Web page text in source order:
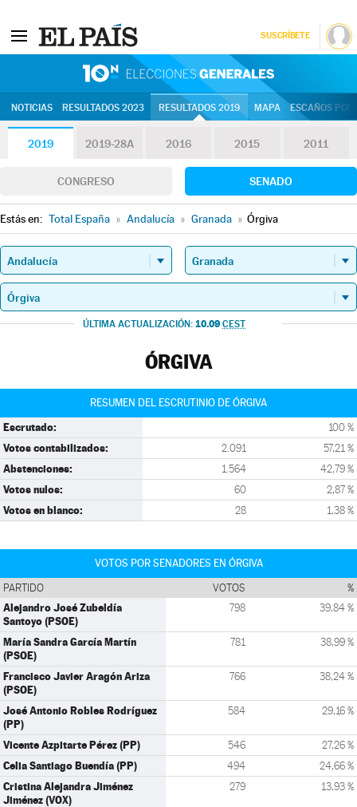
SUSCRÍBETE
NOTICIAS RESULTADOS 2023 RESULTADOS 2019 MAPA ESCAÑOS
2019 2019-28A 2016 2015 2011
CONGRESO SENADO
Estás en: Total España » Andalucía » Granada » Órgiva
ÚLTIMA ACTUALIZACIÓN: 10.09 CEST
ÓRGIVA
RESUMEN DEL ESCRUTINIO DE ÓRGIVA
Escrutado: 100 %
Votos contabilizados: 2.091 57,21 %
Abstenciones: 1.564 42,79 %
Votos nulos: 60 2,87 %
Votos en blanco: 28 1,38 %
VOTOS POR SENADORES EN ÓRGIVA
PARTIDO VOTOS %
Alejandro José Zubeldía
Santoyo (PSOE)
798 39,84 %
María Sandra García Martín
(PSOE)
781 38,99 %
Francisco Javier Aragón Ariza
(PSOE)
766 38,24 %
José Antonio Robles Rodríguez
(PP)
584 29,16 %
Vicente Azpitarte Pérez (PP) 546 27,26 %
Celia Santiago Buendía (PP) 494 24,66 %
Cristina Alejandra Jiménez
Jiménez (VOX)
279 13,93 %